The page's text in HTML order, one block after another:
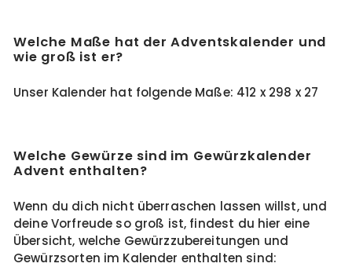
Welche Maße hat der Adventskalender und
wie groß ist er?
Unser Kalender hat folgende Maße: 412 x 298 x 27
Welche Gewürze sind im Gewürzkalender
Advent enthalten?
Wenn du dich nicht überraschen lassen willst, und
deine Vorfreude so groß ist, findest du hier eine
Übersicht, welche Gewürzzubereitungen und
Gewürzsorten im Kalender enthalten sind: